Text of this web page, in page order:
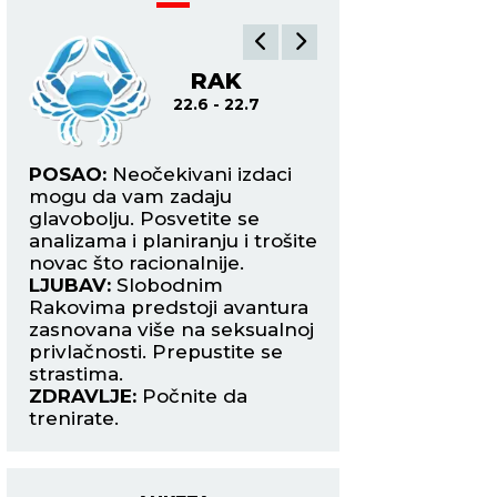
RAK
22.6 - 22.7
POSAO: Neočekivani izdaci
mogu da vam zadaju
glavobolju. Posvetite se
analizama i planiranju i trošite
novac što racionalnije.
LJUBAV: Slobodnim
Rakovima predstoji avantura
zasnovana više na seksualnoj
privlačnosti. Prepustite se
strastima.
ZDRAVLJE: Počnite da
trenirate.